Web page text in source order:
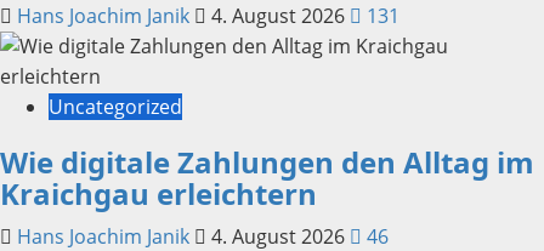
Hans Joachim Janik 4. August 2026 131
Uncategorized
Wie digitale Zahlungen den Alltag im
Kraichgau erleichtern
Hans Joachim Janik 4. August 2026 46